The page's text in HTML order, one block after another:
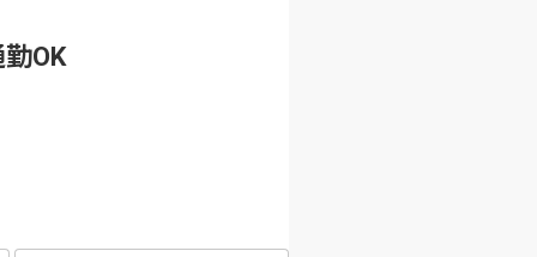
OK